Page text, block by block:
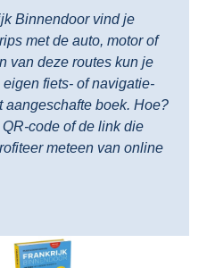
Binnendoor vind je
met de auto, motor of
van deze routes kun je
fiets- of navigatie-
aangeschafte boek. Hoe?
code of de link die
meteen van online